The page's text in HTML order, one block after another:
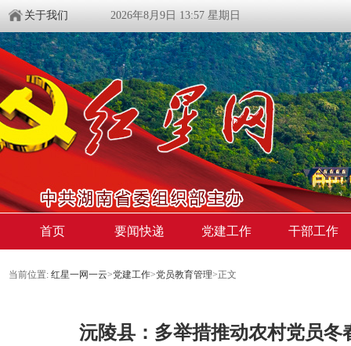
关于我们 2026年8月9日 13:57 星期日
首页 要闻快递 党建工作 干部工作
当前位置: 红星一网一云>党建工作>党员教育管理>正文
沅陵县：多举措推动农村党员冬